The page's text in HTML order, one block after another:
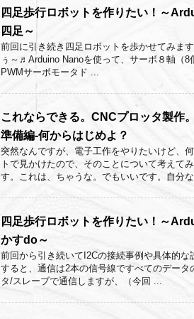
四足歩行ロボットを作りたい！～
四足～
前回に引き続き四足ロボットを歩かせてみま
ぅ～♬Arduino Nanoを使って、サーボ８軸（
PWMサーボモータド ...
これならできる。CNCプロッタ製作
準備編-何からはじめよ？
突然なんですが、電子工作をやりたいけど、
トで見かけたので、そのことについて考えて
す。これは、ちゃうな。でもいいです。自分
四足歩行ロボットを作りたい！～
かすdo～
前回から引き続いてI2Cの接続事例や具体的
すると、通信は2本の信号線ですべてのデー
タ/スレーブで通信しますが、（今回 ...